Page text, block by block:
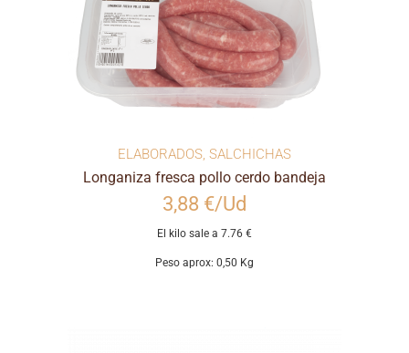
ELABORADOS, SALCHICHAS
Longaniza fresca pollo cerdo bandeja
3,88 €/Ud
El kilo sale a 7.76 €
Peso aprox: 0,50 Kg